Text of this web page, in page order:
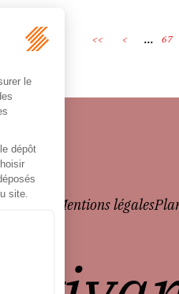
<< < ... 67
Mentions légales